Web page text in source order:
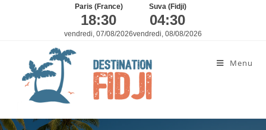
Paris (France)
18:30
vendredi, 07/08/2026
Suva (Fidji)
04:30
vendredi, 08/08/2026
Menu